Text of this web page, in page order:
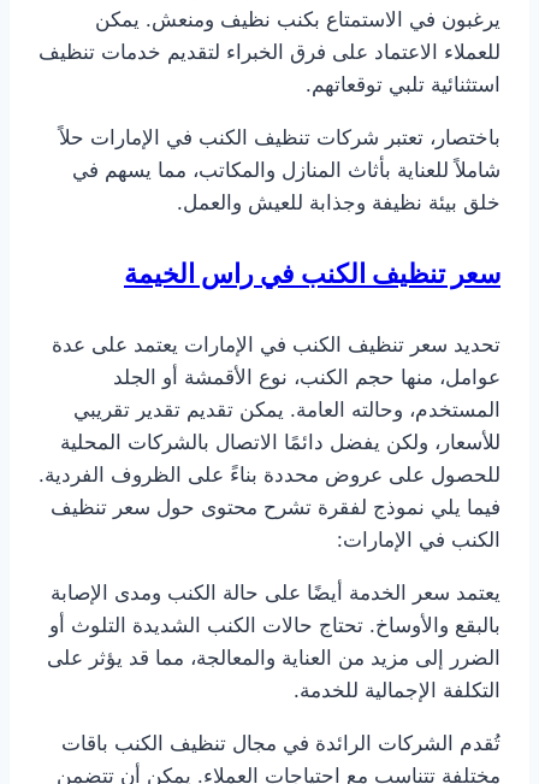
يرغبون في الاستمتاع بكنب نظيف ومنعش. يمكن
للعملاء الاعتماد على فرق الخبراء لتقديم خدمات تنظيف
استثنائية تلبي توقعاتهم.
باختصار، تعتبر شركات تنظيف الكنب في الإمارات حلاً
شاملاً للعناية بأثاث المنازل والمكاتب، مما يسهم في
خلق بيئة نظيفة وجذابة للعيش والعمل.
سعر تنظيف الكنب في راس الخيمة
تحديد سعر تنظيف الكنب في الإمارات يعتمد على عدة
عوامل، منها حجم الكنب، نوع الأقمشة أو الجلد
المستخدم، وحالته العامة. يمكن تقديم تقدير تقريبي
للأسعار، ولكن يفضل دائمًا الاتصال بالشركات المحلية
للحصول على عروض محددة بناءً على الظروف الفردية.
فيما يلي نموذج لفقرة تشرح محتوى حول سعر تنظيف
الكنب في الإمارات:
يعتمد سعر الخدمة أيضًا على حالة الكنب ومدى الإصابة
بالبقع والأوساخ. تحتاج حالات الكنب الشديدة التلوث أو
الضرر إلى مزيد من العناية والمعالجة، مما قد يؤثر على
التكلفة الإجمالية للخدمة.
تُقدم الشركات الرائدة في مجال تنظيف الكنب باقات
مختلفة تتناسب مع احتياجات العملاء. يمكن أن تتضمن